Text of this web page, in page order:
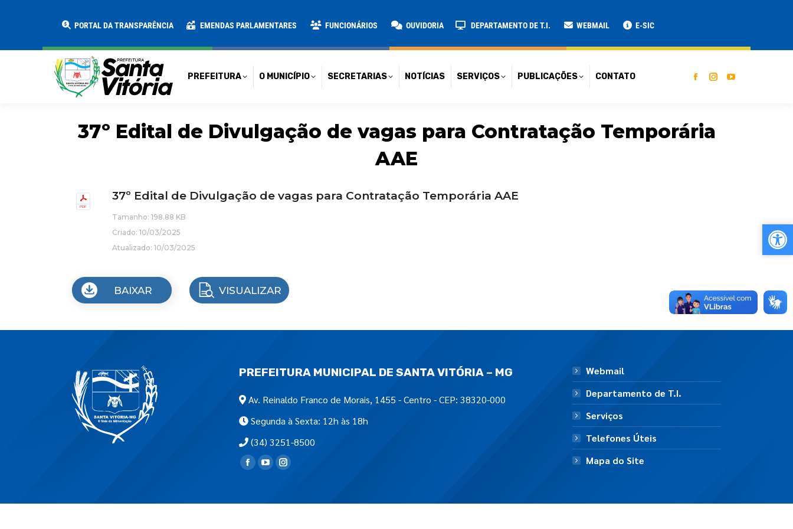
PORTAL DA TRANSPARÊNCIA EMENDAS PARLAMENTARES FUNCIONÁRIOS OUVIDORIA DEPARTAMENTO DE T.I. WEBMAIL E-SIC
PREFEITURA O MUNICÍPIO SECRETARIAS NOTÍCIAS SERVIÇOS PUBLICAÇÕES CONTATO
37º Edital de Divulgação de vagas para Contratação Temporária
AAE
37º Edital de Divulgação de vagas para Contratação Temporária AAE
Tamanho: 198.88 KB
Criado: 10/03/2025
Atualizado: 10/03/2025
BAIXAR VISUALIZAR
PREFEITURA MUNICIPAL DE SANTA VITÓRIA – MG
Av. Reinaldo Franco de Morais, 1455 - Centro - CEP: 38320-000
Segunda à Sexta: 12h às 18h
(34) 3251-8500
Encontre-nos em:
Webmail
Departamento de T.I.
Serviços
Telefones Úteis
Mapa do Site